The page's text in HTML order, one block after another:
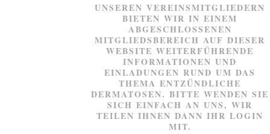
UNSEREN VEREINSMITGLIEDERN
BIETEN WIR IN EINEM
ABGESCHLOSSENEN
MITGLIEDSBEREICH AUF DIESER
WEBSITE WEITERFÜHRENDE
INFORMATIONEN UND
EINLADUNGEN RUND UM DAS
THEMA ENTZÜNDLICHE
DERMATOSEN. BITTE WENDEN SIE
SICH EINFACH AN UNS, WIR
TEILEN IHNEN DANN IHR LOGIN
MIT.